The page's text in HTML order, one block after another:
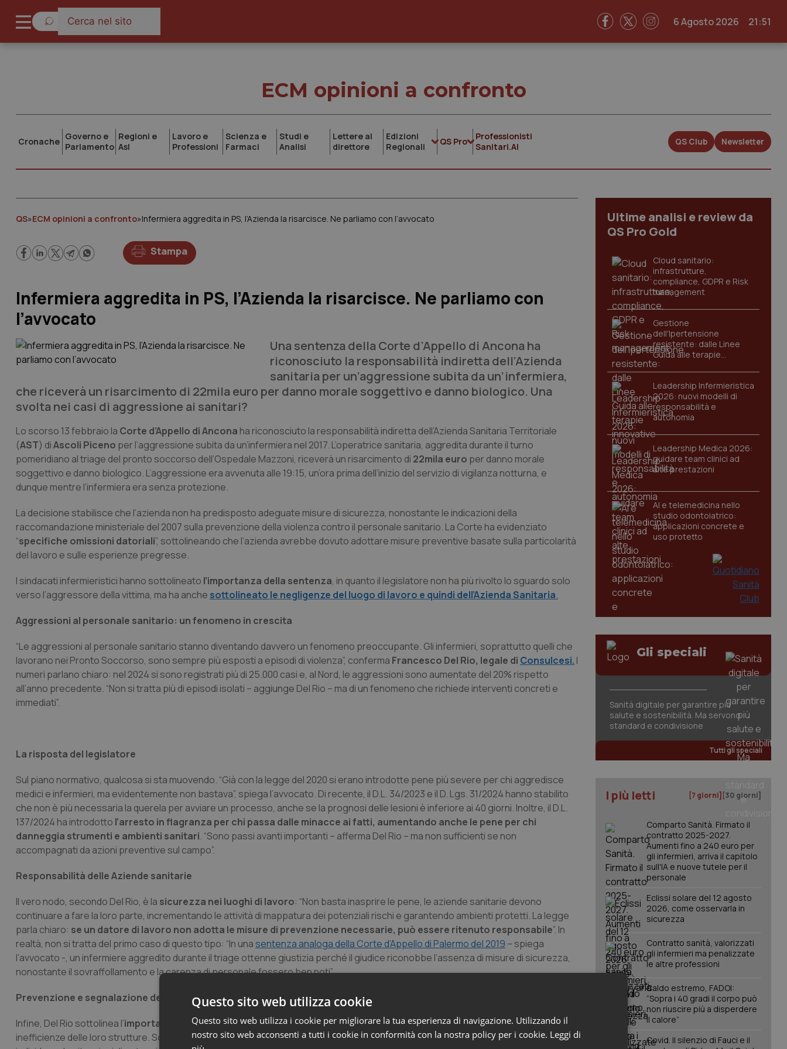
6 Agosto 2026 21:51
ECM opinioni a confronto
Cronache Governo e
Parlamento
Regioni e
Asl
Lavoro e
Professioni
Scienza e
Farmaci
Studi e
Analisi
Lettere al
direttore
Edizioni
Regionali
QS Pro
Professionisti
Sanitari.AI
QS Club Newsletter
QS»ECM opinioni a confronto»Infermiera aggredita in PS, l’Azienda la risarcisce. Ne parliamo con l’avvocato
Stampa
Infermiera aggredita in PS, l’Azienda la risarcisce. Ne parliamo con
l’avvocato
Una sentenza della Corte d’Appello di Ancona ha
riconosciuto la responsabilità indiretta dell’Azienda
sanitaria per un’aggressione subita da un’infermiera,
che riceverà un risarcimento di 22mila euro per danno morale soggettivo e danno biologico. Una
svolta nei casi di aggressione ai sanitari?
Lo scorso 13 febbraio la Corte d’Appello di Ancona ha riconosciuto la responsabilità indiretta dell’Azienda Sanitaria Territoriale
(AST) diAscoli Piceno per l’aggressione subita da un’infermiera nel 2017. L’operatrice sanitaria, aggredita durante il turno
pomeridiano al triage del pronto soccorso dell’Ospedale Mazzoni, riceverà un risarcimento di 22mila euro per danno morale
soggettivo e danno biologico. L’aggressione era avvenuta alle 19:15, un’ora prima dell’inizio del servizio di vigilanza notturna, e
dunque mentre l’infermiera era senza protezione.
La decisione stabilisce che l’azienda non ha predisposto adeguate misure di sicurezza, nonostante le indicazioni della
raccomandazione ministeriale del 2007 sulla prevenzione della violenza contro il personale sanitario. La Corte ha evidenziato
“specifiche omissioni datoriali”, sottolineando che l’azienda avrebbe dovuto adottare misure preventive basate sulla particolarità
del lavoro e sulle esperienze pregresse.
I sindacati infermieristici hanno sottolineato l’importanza della sentenza, in quanto il legislatore non ha più rivolto lo sguardo solo
verso l’aggressore della vittima, ma ha anche sottolineato le negligenze del luogo di lavoro e quindi dell’Azienda Sanitaria.
Aggressioni al personale sanitario: un fenomeno in crescita
“Le aggressioni al personale sanitario stanno diventando davvero un fenomeno preoccupante. Gli infermieri, soprattutto quelli che
lavorano nei Pronto Soccorso, sono sempre più esposti a episodi di violenza”, conferma Francesco Del Rio, legale di Consulcesi. I
numeri parlano chiaro: nel 2024 si sono registrati più di 25.000 casi e, al Nord, le aggressioni sono aumentate del 20% rispetto
all’anno precedente. “Non si tratta più di episodi isolati – aggiunge Del Rio – ma di un fenomeno che richiede interventi concreti e
immediati”.
La risposta del legislatore
Sul piano normativo, qualcosa si sta muovendo. “Già con la legge del 2020 si erano introdotte pene più severe per chi aggredisce
medici e infermieri, ma evidentemente non bastava”, spiega l’avvocato. Di recente, il D.L. 34/2023 e il D. Lgs. 31/2024 hanno stabilito
che non è più necessaria la querela per avviare un processo, anche se la prognosi delle lesioni è inferiore ai 40 giorni. Inoltre, il D.L.
137/2024 ha introdotto l’arresto in flagranza per chi passa dalle minacce ai fatti, aumentando anche le pene per chi
danneggia strumenti e ambienti sanitari. “Sono passi avanti importanti – afferma Del Rio – ma non sufficienti se non
accompagnati da azioni preventive sul campo”.
Responsabilità delle Aziende sanitarie
Il vero nodo, secondo Del Rio, è la sicurezza nei luoghi di lavoro: “Non basta inasprire le pene, le aziende sanitarie devono
continuare a fare la loro parte, incrementando le attività di mappatura dei potenziali rischi e garantendo ambienti protetti. La legge
parla chiaro: se un datore di lavoro non adotta le misure di prevenzione necessarie, può essere ritenuto responsabile”. In
realtà, non si tratta del primo caso di questo tipo: “In unasentenza analoga della Corte d’Appello di Palermo del 2019 – spiega
l’avvocato -, un infermiere aggredito durante il triage ottenne giustizia perché il giudice riconobbe l’assenza di misure di sicurezza,
nonostante il sovraffollamento e la carenza di personale fossero ben noti”.
Prevenzione e segnalazione delle inefficienze delle Aziende
Infine, Del Rio sottolinea l’importanza della segnalazione da parte degli operatori sanitari: “Devono continuare a segnalare le
inefficienze delle loro strutture. Solo così si possono attivare quei presidi amministrativi utili a garantire un’efficace prevenzione e
Ultime analisi e review da
QS Pro Gold
Cloud sanitario:
infrastrutture,
compliance, GDPR e Risk
management
Gestione
dell'Ipertensione
resistente: dalle Linee
Guida alle terapie
innovative
Leadership Infermieristica
2026: nuovi modelli di
responsabilità e
autonomia
Leadership Medica 2026:
guidare team clinici ad
alte prestazioni
AI e telemedicina nello
studio odontoiatrico:
applicazioni concrete e
uso protetto
Gli speciali
Sanità digitale per garantire più
salute e sostenibilità. Ma servono
standard e condivisione
Tutti gli speciali
I più letti [7 giorni] [30 giorni]
Comparto Sanità. Firmato il
contratto 2025-2027.
Aumenti fino a 240 euro per
gli infermieri, arriva il capitolo
sull'IA e nuove tutele per il
personale
Eclissi solare del 12 agosto
2026, come osservarla in
sicurezza
Contratto sanità, valorizzati
gli infermieri ma penalizzate
le altre professioni
Caldo estremo, FADOI:
“Sopra i 40 gradi il corpo può
non riuscire più a disperdere
il calore”
Covid. Il silenzio di Fauci e il
Questo sito web utilizza cookie
Questo sito web utilizza i cookie per migliorare la tua esperienza di navigazione. Utilizzando il
nostro sito web acconsenti a tutti i cookie in conformità con la nostra policy per i cookie. Leggi di